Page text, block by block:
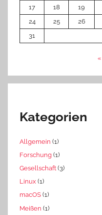
17
18 19
24
25 26
31
Kategorien
Allgemein (1)
Forschung (1)
Gesellschaft (3)
Linux (1)
macOS (1)
Meißen (1)